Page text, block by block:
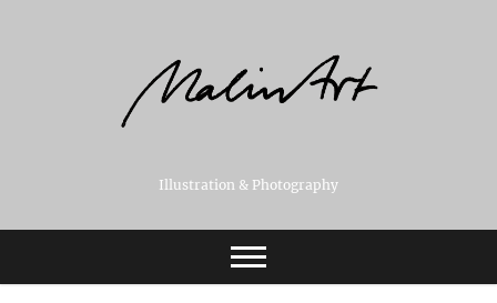
Illustration & Photography